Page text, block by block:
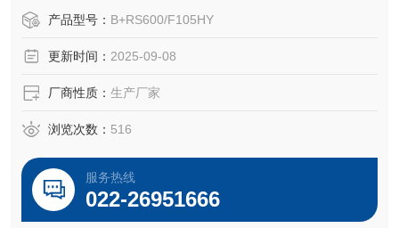
高、质量稳定可靠、并且安装灵活、调试维护方便、可以广
及水处理等，提供现场非侵入式操作，我们力求为广大用户
产品型号： B+RS600/F105HY
更新时间： 2025-09-08
厂商性质： 生产厂家
浏览次数： 516
服务热线
022-26951666